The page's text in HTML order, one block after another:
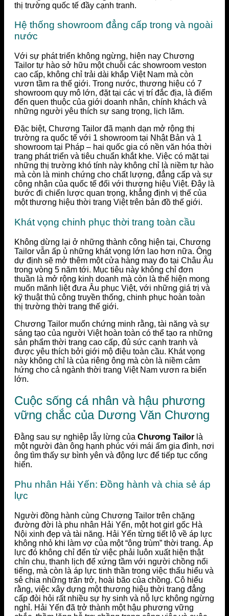
thị trường quốc tế đầy cạnh tranh.
Hệ thống showroom đẳng cấp trong và ngoài
nước
Với sự phát triển không ngừng, hiện nay Chương
Tailor tự hào sở hữu một chuỗi các showroom veston
cao cấp, không chỉ trải dài khắp Việt Nam mà còn
vươn tầm ra thế giới. Trong nước, thương hiệu có 7
showroom quy mô lớn, đặt tại các vị trí đắc địa, là điểm
đến quen thuộc của giới doanh nhân, chính khách và
những người yêu thích sự sang trọng, lịch lãm.
Đặc biệt, Chương Tailor đã mạnh dạn mở rộng thị
trường ra quốc tế với 1 showroom tại Nhật Bản và 1
showroom tại Pháp – hai quốc gia có nền văn hóa thời
trang phát triển và tiêu chuẩn khắt khe. Việc có mặt tại
những thị trường khó tính này không chỉ là niềm tự hào
mà còn là minh chứng cho chất lượng, đẳng cấp và sự
công nhận của quốc tế đối với thương hiệu Việt. Đây là
bước đi chiến lược quan trọng, khẳng định vị thế của
một thương hiệu thời trang Việt trên bản đồ thế giới.
Khát vọng chinh phục thời trang toàn cầu
Không dừng lại ở những thành công hiện tại, Chương
Tailor vẫn ấp ủ những khát vọng lớn lao hơn nữa. Ông
dự định sẽ mở thêm một cửa hàng may đo tại Châu Âu
trong vòng 5 năm tới. Mục tiêu này không chỉ đơn
thuần là mở rộng kinh doanh mà còn là thể hiện mong
muốn mãnh liệt đưa Âu phục Việt, với những giá trị và
kỹ thuật thủ công truyền thống, chinh phục hoàn toàn
thị trường thời trang thế giới.
Chương Tailor muốn chứng minh rằng, tài năng và sự
sáng tạo của người Việt hoàn toàn có thể tạo ra những
sản phẩm thời trang cao cấp, đủ sức cạnh tranh và
được yêu thích bởi giới mộ điệu toàn cầu. Khát vọng
này không chỉ là của riêng ông mà còn là niềm cảm
hứng cho cả ngành thời trang Việt Nam vươn ra biển
lớn.
Cuộc sống cá nhân và hậu phương
vững chắc của Dương Văn Chương
Đằng sau sự nghiệp lẫy lừng của Chương Tailor là
một người đàn ông hạnh phúc với mái ấm gia đình, nơi
ông tìm thấy sự bình yên và động lực để tiếp tục cống
hiến.
Phu nhân Hải Yến: Đồng hành và chia sẻ áp
lực
Người đồng hành cùng Chương Tailor trên chặng
đường đời là phu nhân Hải Yến, một hot girl gốc Hà
Nội xinh đẹp và tài năng. Hải Yến từng tiết lộ về áp lực
không nhỏ khi làm vợ của một “ông trùm” thời trang. Áp
lực đó không chỉ đến từ việc phải luôn xuất hiện thật
chỉn chu, thanh lịch để xứng tầm với người chồng nổi
tiếng, mà còn là áp lực tinh thần trong việc thấu hiểu và
sẻ chia những trăn trở, hoài bão của chồng. Cô hiểu
rằng, việc xây dựng một thương hiệu thời trang đẳng
cấp đòi hỏi rất nhiều sự hy sinh và nỗ lực không ngừng
nghỉ. Hải Yến đã trở thành một hậu phương vững